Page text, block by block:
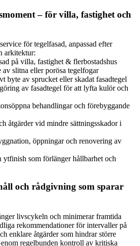
– för villa, fastighet och
för tegelfasad, anpassad efter
arkitektur:
på villa, fastighet & flerbostadshus
slitna eller porösa tegelfogar
byte av sprucket eller skadat fasadtegel
av fasadtegel för att lyfta kulör och
behandlingar och förebyggande
åtgärder vid mindre sättningsskador i
öppningar och renovering av
ytfinish som förlänger hållbarhet och
och rådgivning som sparar
livscykeln och minimerar framtida
rekommendationer för intervaller på
enklare åtgärder som hindrar större
regelbunden kontroll av kritiska